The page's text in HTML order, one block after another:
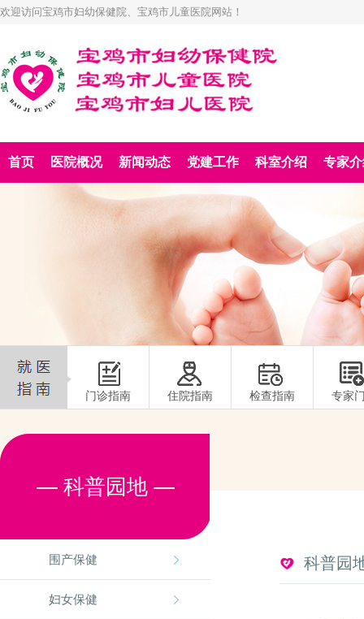
欢迎访问宝鸡市妇幼保健院、宝鸡市儿童医院网站！
首页 医院概况 新闻动态 党建工作 科室介绍 专家
门诊指南 住院指南 检查指南 专家
— 科普园地 —
围产保健
妇女保健
科普园